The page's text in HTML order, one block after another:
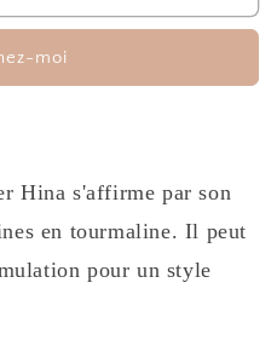
moi
Hina s'affirme par son
en tourmaline. Il peut
pour un style